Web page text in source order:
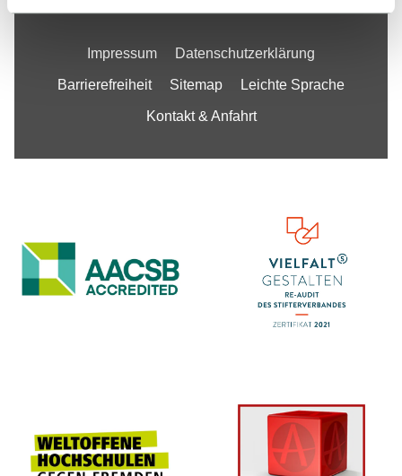
Impressum Datenschutzerklärung
Barrierefreiheit Sitemap Leichte Sprache
Kontakt & Anfahrt